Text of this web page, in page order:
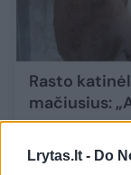
Lrytas.lt - Do
Rasto
mačiusius: